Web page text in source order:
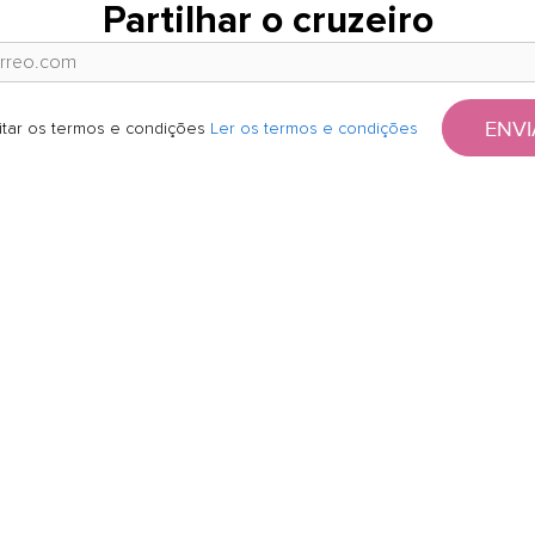
Partilhar o cruzeiro
os termos e condições Ler os termos e condições